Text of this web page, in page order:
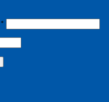
*